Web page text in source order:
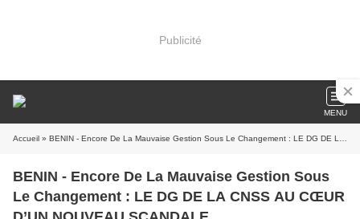
Publicité
MENU
Accueil » BENIN - Encore De La Mauvaise Gestion Sous Le Changement : LE DG DE LA CNSS AU CŒUR D’UN NOUVEAU SCANDALE
BENIN - Encore De La Mauvaise Gestion Sous
Le Changement : LE DG DE LA CNSS AU CŒUR